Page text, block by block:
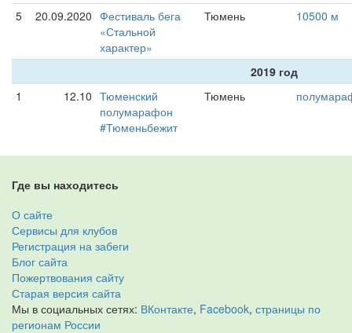
5 20.09.2020 Фестиваль бега
«Стальной
характер»
Тюмень 10500 м
2019 год
1
12.10 Тюменский
полумарафон
#Тюменьбежит
Тюмень
Где вы находитесь
О сайте
Сервисы для клубов
Регистрация на забеги
Блог сайта
Пожертвования сайту
Старая версия сайта
Мы в социальных сетях: ВКонтакте, Facebook, страницы по
регионам России